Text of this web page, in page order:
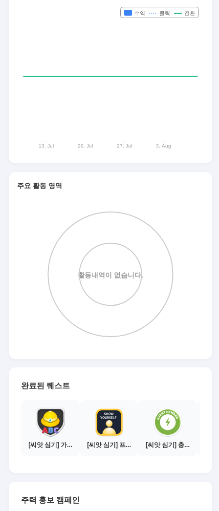
주요 활동 영역
완료된 퀘스트
[씨앗 심기] 가이드보기 - 매체별 활동 가이드 [씨앗 심기] 프로필 사진 등록하기 [씨앗 심기] 충전소에서 이벤트 1건 이상 참여하기
주력 홍보 캠페인